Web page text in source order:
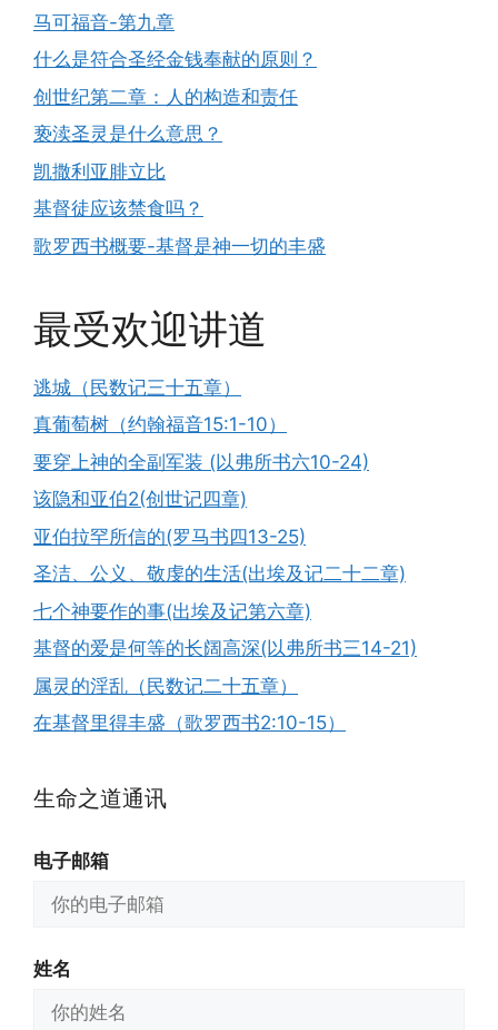
马可福音-第九章
什么是符合圣经金钱奉献的原则？
创世纪第二章：人的构造和责任
亵渎圣灵是什么意思？
凯撒利亚腓立比
基督徒应该禁食吗？
歌罗西书概要-基督是神一切的丰盛
最受欢迎讲道
逃城（民数记三十五章）
真葡萄树（约翰福音15:1-10）
要穿上神的全副军装 (以弗所书六10-24)
该隐和亚伯2(创世记四章)
亚伯拉罕所信的(罗马书四13-25)
圣洁、公义、敬虔的生活(出埃及记二十二章)
七个神要作的事(出埃及记第六章)
基督的爱是何等的长阔高深(以弗所书三14-21)
属灵的淫乱（民数记二十五章）
在基督里得丰盛（歌罗西书2:10-15）
生命之道通讯
电子邮箱
姓名